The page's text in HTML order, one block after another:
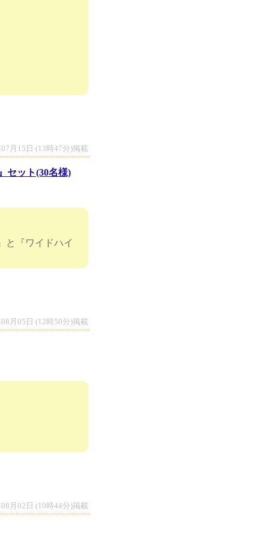
月15日 (13時47分)掲載
セット(30名様)
と『ワイドハイ
月05日 (12時50分)掲載
月02日 (10時44分)掲載